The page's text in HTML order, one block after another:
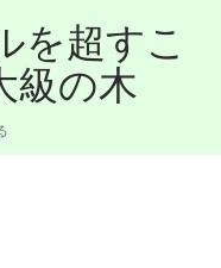
を超すこ
級の木